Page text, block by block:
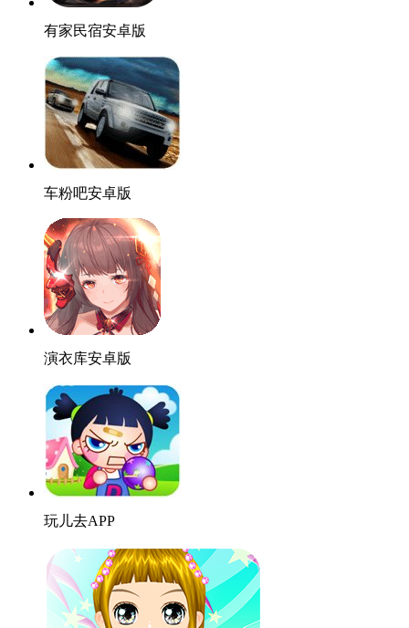
有家民宿安卓版
车粉吧安卓版
演衣库安卓版
玩儿去APP